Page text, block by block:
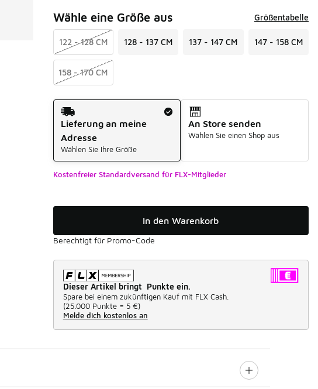
Wähle eine Größe aus Größentabelle
122 - 128 CM 128 - 137 CM 137 - 147 CM 147 - 158 CM
158 - 170 CM
Versandart
Lieferung an meine
Adresse
Wählen Sie Ihre Größe
An Store senden
Wählen Sie einen Shop aus
Kostenfreier Standardversand für FLX-Mitglieder
In den Warenkorb
Berechtigt für Promo-Code
Dieser Artikel bringt Punkte ein.
Spare bei einem zukünftigen Kauf mit FLX Cash.
(25.000 Punkte = 5 €)
Melde dich kostenlos an